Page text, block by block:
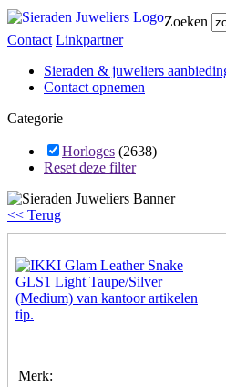
Zoeken
Contact Linkpartner
Sieraden & juweliers
Contact opnemen
Categorie
Horloges (2638)
Reset deze filter
<< Terug
Merk: